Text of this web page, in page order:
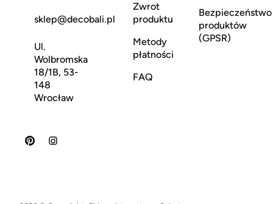
sklep@decobali.pl
Ul.
Wolbromska
18/1B, 53-
148
Wrocław
Zwrot
produktu
Metody
płatności
FAQ
Bezpieczeństwo
produktów
(GPSR)